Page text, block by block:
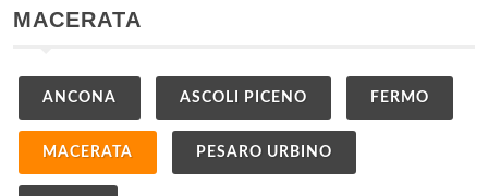
MACERATA
ANCONA ASCOLI PICENO FERMO
MACERATA PESARO URBINO